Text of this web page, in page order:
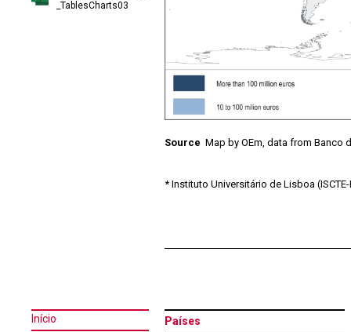
_TablesCharts03
Source Map by OEm, data from Banco
* Instituto Universitário de Lisboa
Início
Países